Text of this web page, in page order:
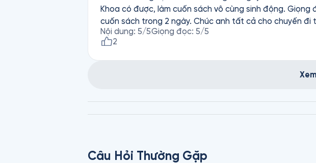
Khoa có được, làm cuốn sách vô cùng sinh động.
cuốn sách trong 2 ngày. Chúc anh tất cả cho
Nội dung: 5/5Giọng đọc: 5/5
2
Câu Hỏi Thường Gặp